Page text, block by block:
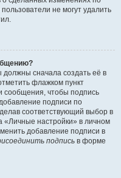
не могут удалить
сначала создать её в
флажком пункт
сообщения, чтобы подпись
подписи по
соответствующий выбор в
«Личные настройки» в личном
добавление подписи в
подпись в форме